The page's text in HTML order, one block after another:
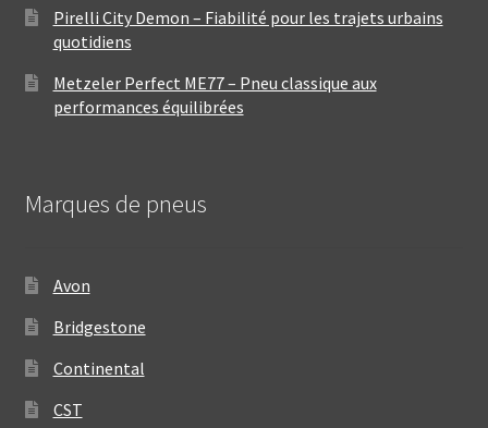
Pirelli City Demon – Fiabilité pour les trajets urbains
quotidiens
Metzeler Perfect ME77 – Pneu classique aux
performances équilibrées
Marques de pneus
Avon
Bridgestone
Continental
CST